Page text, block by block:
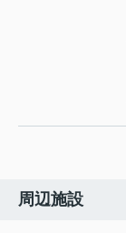
周辺施設